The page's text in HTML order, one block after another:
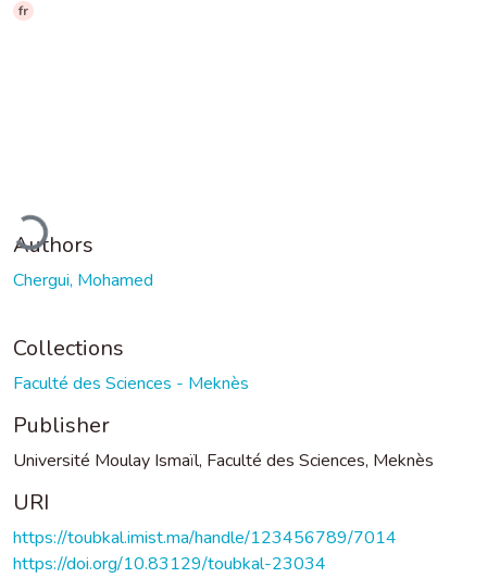
fr
Authors
Chergui, Mohamed
Collections
Faculté des Sciences - Meknès
Publisher
Université Moulay Ismaïl, Faculté des Sciences, Meknès
URI
https://toubkal.imist.ma/handle/123456789/7014
https://doi.org/10.83129/toubkal-23034